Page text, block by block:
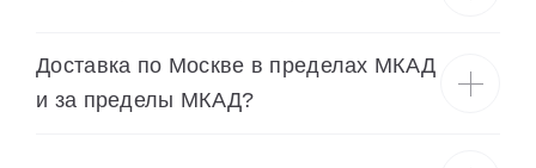
Доставка по Москве в пределах МКАД
и за пределы МКАД?